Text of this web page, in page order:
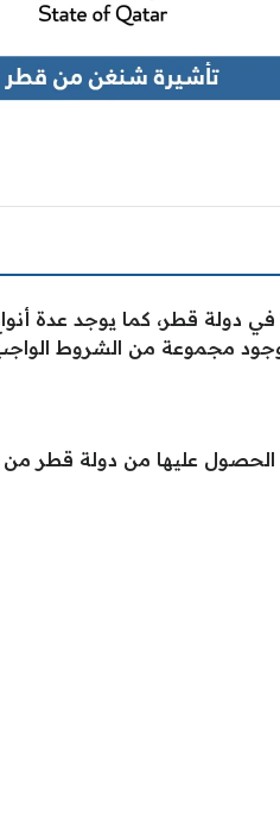
دولة قطر، كما يوجد عدة
مجموعة من الشروط الواجب
عليها من دولة قطر من